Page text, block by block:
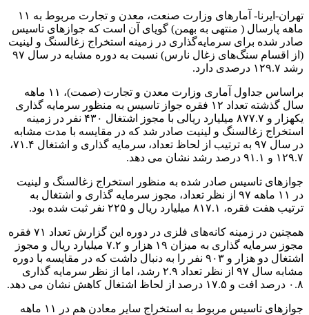
تهران-ایرنا- آمارهای وزارت صنعت، معدن و تجارت مربوط به ۱۱
ماهه پارسال ( منتهی به بهمن) گویای آن است که جوازهای تاسیس
صادر شده برای سرمایه‌گذاری در زمینه استخراج زغالسنگ و لینیت
(از اقسام سنگ‌های زغال نارس) نسبت به دوره مشابه در سال ۹۷
رشد ۱۲۹.۷ درصدی دارد.
براساس جداول آماری وزارت معدن و تجارت (صمت)، ۱۱ ماهه
سال گذشته تعداد ۱۲ فقره جواز تاسیس به منظور سرمایه گذاری
یکهزار و ۸۷۷.۷ میلیارد ریالی با مجوز اشتغال ۴۳۰ نفر در زمینه
استخراج زغالسنگ و لینیت صادر شد که در مقایسه با مدت مشابه
در سال ۹۷ به ترتیب از لحاظ تعداد، سرمایه گذاری و اشتغال ۷۱.۴،
۱۲۹.۷ و ۹۱.۱ درصد رشد نشان می دهد.
جوازهای تاسیس صادر شده به منظور استخراج زغالسنگ و لینیت
در ۱۱ ماهه ۹۷ از نظر تعداد، مجوز سرمایه گذاری و اشتغال به
ترتیب هفت فقره، ۸۱۷.۱ میلیارد ریال و ۲۲۵ نفر ثبت شده بود.
همچنین در زمینه کانه‌های فلزی در دوره این گزارش تعداد ۷۱ فقره
مجوز سرمایه گذاری به میزان ۱۹ هزار و ۷.۲ میلیارد ریال و مجوز
اشتغال دو هزار و ۹۰۳ نفر را به دنبال داشت که در مقایسه با دوره
مشابه سال ۹۷ از نظر تعداد ۲.۹ رشد، اما از نظر سرمایه گذاری
۰.۸ درصد افت و ۱۷.۵ درصد از لحاظ اشتغال کاهش نشان می دهد.
جوازهای تاسیس مربوط به استخراج سایر معادن هم در ۱۱ ماهه